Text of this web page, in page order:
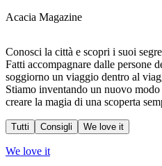
Acacia Magazine
Conosci la città e scopri i suoi
Fatti accompagnare dalle persone
soggiorno un viaggio dentro al
Stiamo inventando un nuovo
creare la magia di una scoperta
Tutti Consigli We love it
We love it